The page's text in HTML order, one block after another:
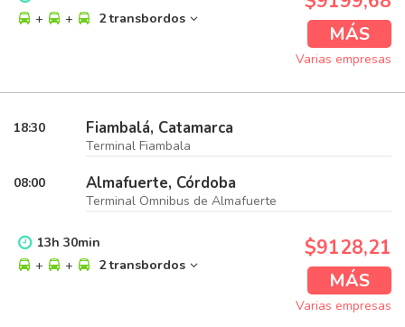
+
+ 2 transbordos
MÁS
Varias empresas
18:30 Fiambalá, Catamarca
Terminal Fiambala
08:00 Almafuerte, Córdoba
Terminal Omnibus de Almafuerte
13h 30min
+
+ 2 transbordos
$9128,21
MÁS
Varias empresas